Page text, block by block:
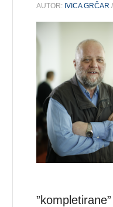
AUTOR: IVICA GRČAR